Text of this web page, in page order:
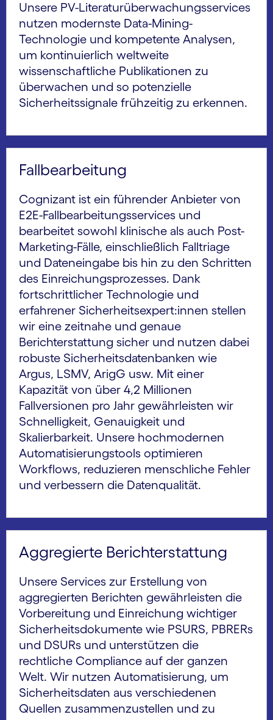
Unsere PV-Literaturüberwachungsservices
nutzen modernste Data-Mining-
Technologie und kompetente Analysen,
um kontinuierlich weltweite
wissenschaftliche Publikationen zu
überwachen und so potenzielle
Sicherheitssignale frühzeitig zu erkennen.
Fallbearbeitung
Cognizant ist ein führender Anbieter von
E2E-Fallbearbeitungsservices und
bearbeitet sowohl klinische als auch Post-
Marketing-Fälle, einschließlich Falltriage
und Dateneingabe bis hin zu den Schritten
des Einreichungsprozesses. Dank
fortschrittlicher Technologie und
erfahrener Sicherheitsexpert:innen stellen
wir eine zeitnahe und genaue
Berichterstattung sicher und nutzen dabei
robuste Sicherheitsdatenbanken wie
Argus, LSMV, ArigG usw. Mit einer
Kapazität von über 4,2 Millionen
Fallversionen pro Jahr gewährleisten wir
Schnelligkeit, Genauigkeit und
Skalierbarkeit. Unsere hochmodernen
Automatisierungstools optimieren
Workflows, reduzieren menschliche Fehler
und verbessern die Datenqualität.
Aggregierte Berichterstattung
Unsere Services zur Erstellung von
aggregierten Berichten gewährleisten die
Vorbereitung und Einreichung wichtiger
Sicherheitsdokumente wie PSURS, PBRERs
und DSURs und unterstützen die
rechtliche Compliance auf der ganzen
Welt. Wir nutzen Automatisierung, um
Sicherheitsdaten aus verschiedenen
Quellen zusammenzustellen und zu